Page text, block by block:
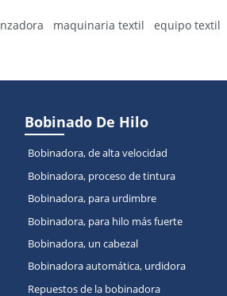
maquinaria textil equipo textil
Bobinado De Hilo
Bobinadora, de alta velocidad
Bobinadora, proceso de tintura
Bobinadora, para urdimbre
Bobinadora, para hilo más fuerte
Bobinadora, un cabezal
Bobinadora automática, urdidora
Repuestos de la bobinadora